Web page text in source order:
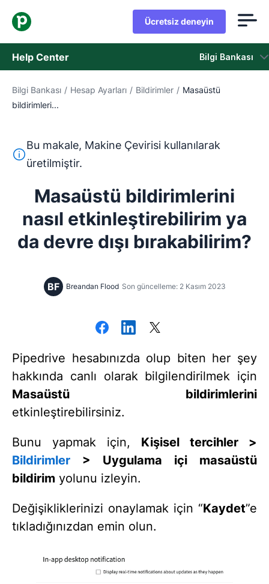
Ücretsiz deneyin
Help Center Bilgi Bankası
Bilgi Bankası
Destek Birimiyle İletişime Geçin
Bilgi Bankası / Hesap Ayarları / Bildirimler / Masaüstü
bildirimleri...
Bu metin, İngilizceden Makine Çevirisi aracı
Bu makale, Makine Çevirisi kullanılarak
üretilmiştir.
Masaüstü bildirimlerini
nasıl etkinleştirebilirim ya
da devre dışı bırakabilirim?
BF Breandan Flood Son güncelleme: 2 Kasım 2023
Pipedrive hesabınızda olup biten her şey
hakkında canlı olarak bilgilendirilmek için
Masaüstü bildirimlerini
etkinleştirebilirsiniz.
Bunu yapmak için, Kişisel tercihler >
Bildirimler > Uygulama içi masaüstü
bildirim yolunu izleyin.
Değişikliklerinizi onaylamak için “Kaydet”e
tıkladığınızdan emin olun.